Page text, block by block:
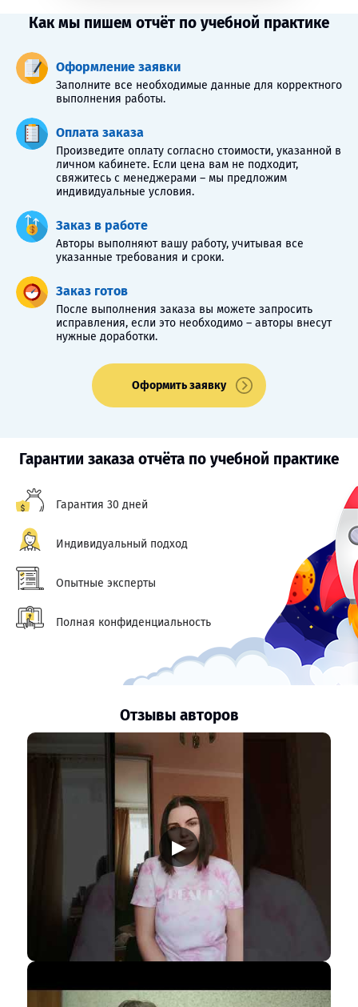
Как мы пишем отчёт по учебной практике
Оформление заявки
Заполните все необходимые данные для корректного
выполнения работы.
Оплата заказа
Произведите оплату согласно стоимости, указанной в
личном кабинете. Если цена вам не подходит,
свяжитесь с менеджерами – мы предложим
индивидуальные условия.
Заказ в работе
Авторы выполняют вашу работу, учитывая все
указанные требования и сроки.
Заказ готов
После выполнения заказа вы можете запросить
исправления, если это необходимо – авторы внесут
нужные доработки.
Оформить заявку
Гарантии заказа отчёта по учебной практике
Гарантия 30 дней
Индивидуальный подход
Опытные эксперты
Полная конфиденциальность
Отзывы авторов
▶